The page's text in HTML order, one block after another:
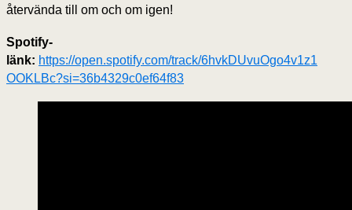
återvända till om och om igen!
Spotify-
länk: https://open.spotify.com/track/6hvkDUvuOgo4v1z1
OOKLBc?si=36b4329c0ef64f83